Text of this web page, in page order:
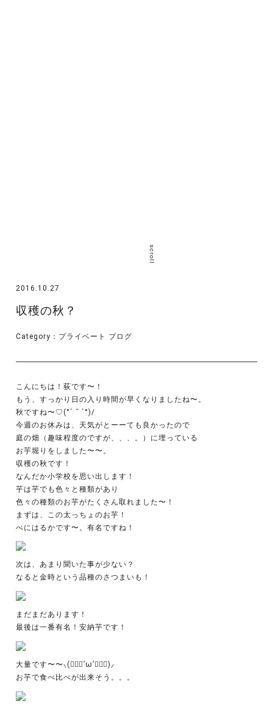
scroll
2016.10.27
収穫の秋？
Category： プライベート ブログ
こんにちは！荻です〜！
もう、すっかり日の入り時間が早くなりましたね〜。
秋ですね〜♡︎(°´ ˘ `°)/
今週のお休みは、天気がとーーても良かったので
庭の畑（趣味程度のですが、、、。）に埋っている
お芋堀りをしました〜〜。
収穫の秋です！
なんだか小学校を思い出します！
芋は芋でも色々と種類があり
色々の種類のお芋がたくさん取れました〜！
まずは、この太っちょのお芋！
べにはるかです〜。有名ですね！
次は、あまり聞いた事が少ない？
なると金時という品種のさつまいも！
まだまだあります！
最後は一番有名！安納芋です！
大量です〜〜⸜(๑⃙⃘’ω’๑⃙⃘)⸝
お芋で食べ比べが出来そう。。。